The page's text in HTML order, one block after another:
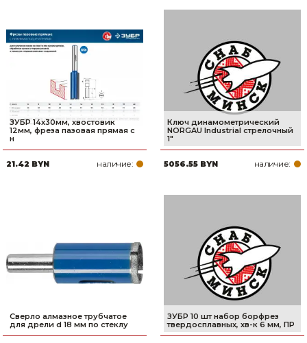
ЗУБР 14x30мм, хвостовик
12мм, фреза пазовая прямая с
н
21.42 BYN наличие:
Ключ динамометрический
NORGAU Industrial стрелочный
1"
5056.55 BYN наличие:
Cверло алмазное трубчатое
для дрели d 18 мм по стеклу
ЗУБР 10 шт набор борфрез
твердосплавных, хв-к 6 мм, ПР